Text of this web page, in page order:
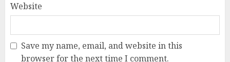
Website
Save my name, email, and website in this
browser for the next time I comment.